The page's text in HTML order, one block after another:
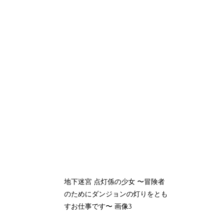
地下迷宮 点灯係の少女 〜冒険者
のためにダンジョンの灯りをとも
すお仕事です〜 画像3